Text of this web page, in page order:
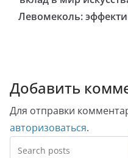
Левомеколь:
Добавить
Для отправки
авторизоваться.